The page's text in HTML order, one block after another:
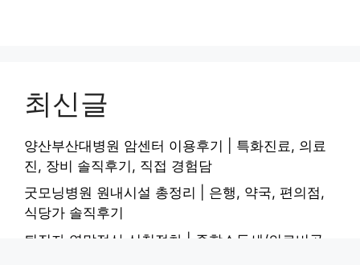
최신글
양산부산대병원 암센터 이용후기 | 특화진료, 의료
진, 장비 솔직후기, 직접 경험담
굿모닝병원 원내시설 총정리 | 은행, 약국, 편의점,
식당가 솔직후기
퇴직자 연말정산 신청절차 | 종합소득세/의료비공